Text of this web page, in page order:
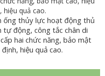
hiệu quả cao.
ống thủy lực hoạt động thủ
động, công tắc chân di
hai chức năng, bảo mật
hiệu quả cao.